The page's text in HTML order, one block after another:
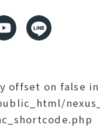
offset on false in